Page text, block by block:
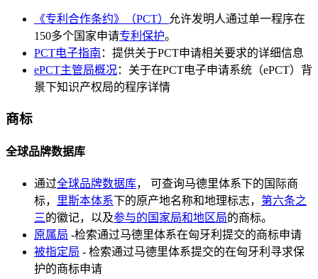
《专利合作条约》（PCT）
允许发明人通过单一程序在
150多个国家申请专利保护。
PCT电子指南 ：提供关于PCT申请相关要求的详细信息
ePCT主管局概况：关于在PCT电子申请系统（ePCT）背
景下知识产权局的程序详情
商标
全球品牌数据库
通过全球品牌数据库， 可查询马德里体系下的国际商
标，
里斯本体系下的原产地名称和地理标志， 第六条之
三的徽记，以及参与的国家局和地区局的商标。
原属局 -检索通过马德里体系在匈牙利提交的商标申请
被指定局 - 检索通过马德里体系提交的在匈牙利寻求保
护的商标申请